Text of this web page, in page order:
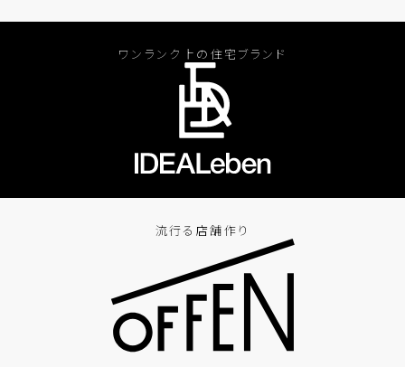
ワンランク上の住宅ブランド
流行る店舗作り